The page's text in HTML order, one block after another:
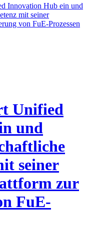
Innovation Hub ein und
mit seiner
von FuE-Prozessen
Unified
und
seiner
zur
FuE-